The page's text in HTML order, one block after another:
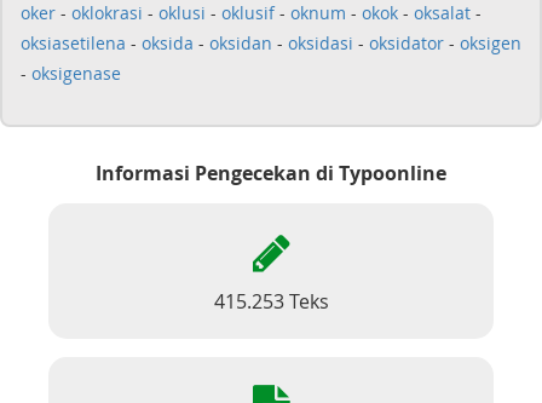
oker - oklokrasi - oklusi - oklusif- oknum - okok - oksalat -
oksiasetilena - oksida - oksidan - oksidasi - oksidator - oksigen
- oksigenase
Informasi Pengecekan di Typoonline
415.253 Teks